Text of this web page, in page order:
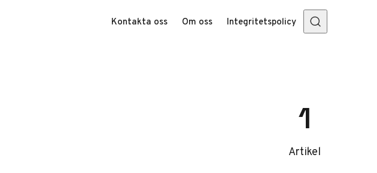
Kontakta oss Om oss Integritetspolicy
1
Artikel